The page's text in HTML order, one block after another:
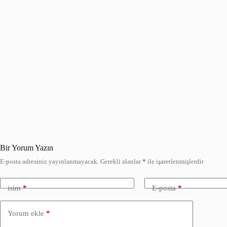
Bir Yorum Yazın
E-posta adresiniz yayınlanmayacak. Gerekli alanlar* ile işaretlenmişlerdir
isim* E-posta*
Yorum ekle *